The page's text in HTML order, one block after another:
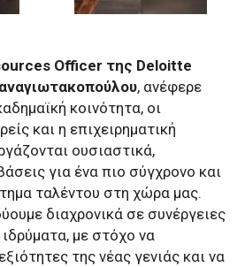
Officer της Deloitte
, ανέφερε
κοινότητα, οι
και η επιχειρηματική
ουσιαστικά,
για ένα πιο σύγχρονο και
ταλέντου στη χώρα μας.
διαχρονικά σε συνέργειες
με στόχο να
της νέας γενιάς και να